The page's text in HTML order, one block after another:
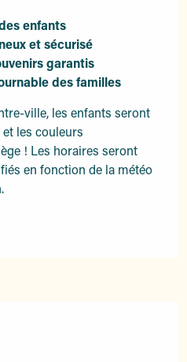
enfants
des familles
ville, les enfants seront
les couleurs
! Les horaires seront
en fonction de la météo